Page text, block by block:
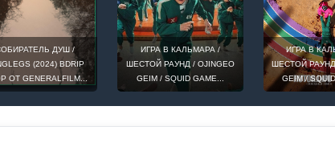
ДУШ /
(2024) BDRIP
ОТ GENERALFILM...
ИГРА В КАЛЬМАРА /
ШЕСТОЙ РАУНД / OJINGEO
GEIM / SQUID GAME...
ИГРА В
ШЕСТОЙ РАУНД
GEIM /